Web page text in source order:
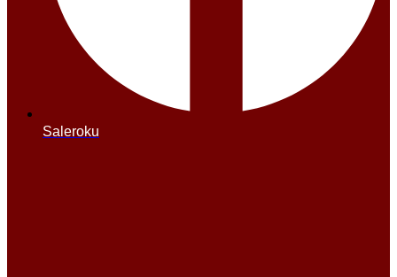
Saleroku